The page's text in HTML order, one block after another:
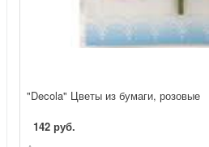
"Decola" Цветы из бумаги, розовые
142 руб.